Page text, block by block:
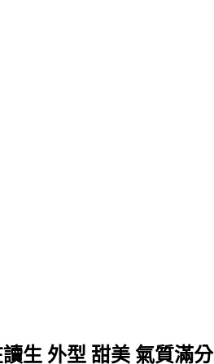
生 外型 甜美 氣質滿分